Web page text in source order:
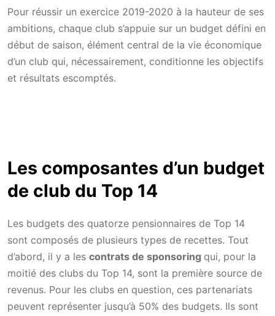
Pour réussir un exercice 2019-2020 à la hauteur de ses
ambitions, chaque club s’appuie sur un budget défini en
début de saison, élément central de la vie économique
d’un club qui, nécessairement, conditionne les objectifs
et résultats escomptés.
Les composantes d’un budget
de club du Top 14
Les budgets des quatorze pensionnaires de Top 14
sont composés de plusieurs types de recettes. Tout
d’abord, il y a les contrats de sponsoring qui, pour la
moitié des clubs du Top 14, sont la première source de
revenus. Pour les clubs en question, ces partenariats
peuvent représenter jusqu’à 50% des budgets. Ils sont